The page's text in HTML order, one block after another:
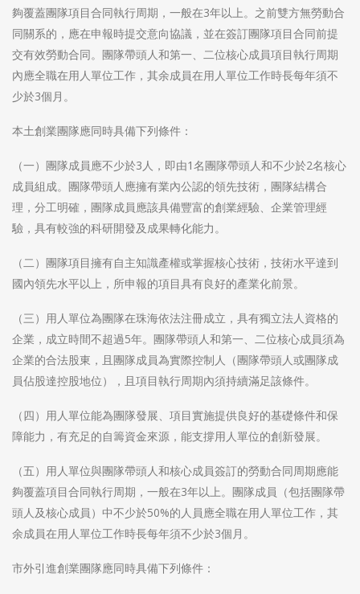
夠覆蓋團隊項目合同執行周期，一般在3年以上。之前雙方無勞動合
同關系的，應在申報時提交意向協議，並在簽訂團隊項目合同前提
交有效勞動合同。團隊帶頭人和第一、二位核心成員項目執行周期
內應全職在用人單位工作，其余成員在用人單位工作時長每年須不
少於3個月。
本土創業團隊應同時具備下列條件：
（一）團隊成員應不少於3人，即由1名團隊帶頭人和不少於2名核心
成員組成。團隊帶頭人應擁有業內公認的領先技術，團隊結構合
理，分工明確，團隊成員應該具備豐富的創業經驗、企業管理經
驗，具有較強的科研開發及成果轉化能力。
（二）團隊項目擁有自主知識產權或掌握核心技術，技術水平達到
國內領先水平以上，所申報的項目具有良好的產業化前景。
（三）用人單位為團隊在珠海依法注冊成立，具有獨立法人資格的
企業，成立時間不超過5年。團隊帶頭人和第一、二位核心成員須為
企業的合法股東，且團隊成員為實際控制人（團隊帶頭人或團隊成
員佔股達控股地位），且項目執行周期內須持續滿足該條件。
（四）用人單位能為團隊發展、項目實施提供良好的基礎條件和保
障能力，有充足的自籌資金來源，能支撐用人單位的創新發展。
（五）用人單位與團隊帶頭人和核心成員簽訂的勞動合同周期應能
夠覆蓋項目合同執行周期，一般在3年以上。團隊成員（包括團隊帶
頭人及核心成員）中不少於50%的人員應全職在用人單位工作，其
余成員在用人單位工作時長每年須不少於3個月。
市外引進創業團隊應同時具備下列條件：